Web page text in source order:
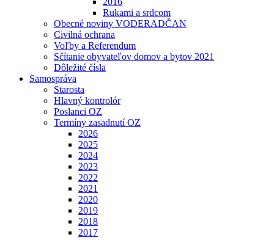
Rukami a srdcom
Obecné noviny VODERADČAN
Civilná ochrana
Voľby a Referendum
Sčítanie obyvateľov domov a bytov 2021
Dôležité čísla
Samospráva
Starosta
Hlavný kontrolór
Poslanci OZ
Termíny zasadnutí OZ
2026
2025
2024
2023
2022
2021
2020
2019
2018
2017